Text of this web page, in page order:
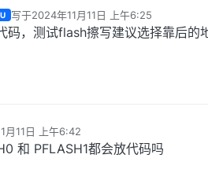
写于2024年11月11日 上午6:25
最后由 编辑
码，测试flash擦写建议选择靠后的
月11日 上午6:42
和 PFLASH1都会放代码吗